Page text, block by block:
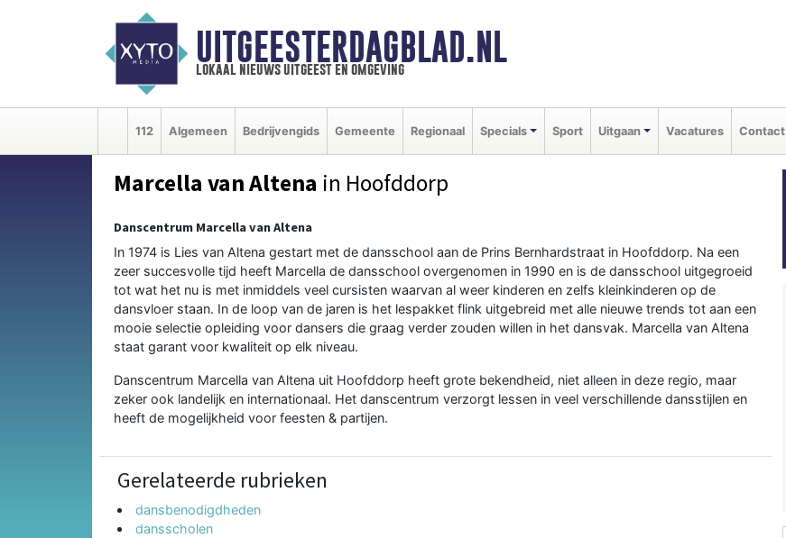
UITGEESTERDAGBLAD.NL
lokaal nieuws uitgeest en omgeving
112 Algemeen Bedrijvengids Gemeente Regionaal Specials Sport Uitgaan Vacatures Contact
Marcella van Altena in Hoofddorp
Danscentrum Marcella van Altena
In 1974 is Lies van Altena gestart met de dansschool aan de Prins Bernhardstraat in Hoofddorp. Na een
zeer succesvolle tijd heeft Marcella de dansschool overgenomen in 1990 en is de dansschool uitgegroeid
tot wat het nu is met inmiddels veel cursisten waarvan al weer kinderen en zelfs kleinkinderen op de
dansvloer staan. In de loop van de jaren is het lespakket flink uitgebreid met alle nieuwe trends tot aan een
mooie selectie opleiding voor dansers die graag verder zouden willen in het dansvak. Marcella van Altena
staat garant voor kwaliteit op elk niveau.
Danscentrum Marcella van Altena uit Hoofddorp heeft grote bekendheid, niet alleen in deze regio, maar
zeker ook landelijk en internationaal. Het danscentrum verzorgt lessen in veel verschillende dansstijlen en
heeft de mogelijkheid voor feesten & partijen.
Gerelateerde rubrieken
dansbenodigdheden
dansscholen